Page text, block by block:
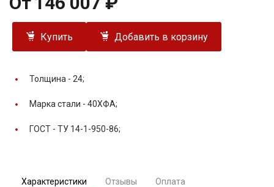
Купить Добавить в корзину
Толщина - 24;
Марка стали - 40ХФА;
ГОСТ - ТУ 14-1-950-86;
Характеристики Отзывы Оплата